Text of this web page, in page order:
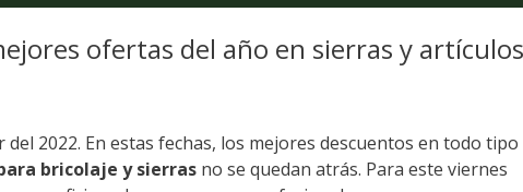
ofertas del año en sierras y artículos
2022. En estas fechas, los mejores descuentos en todo tipo
bricolaje y sierras no se quedan atrás. Para este viernes